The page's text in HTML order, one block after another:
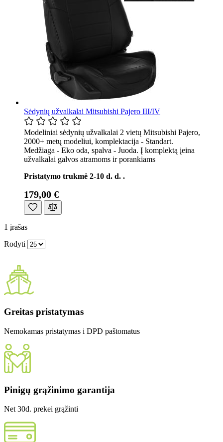
Sėdynių užvalkalai Mitsubishi Pajero III/IV
Modeliniai sėdynių užvalkalai 2 vietų Mitsubishi Pajero,
2000+ metų modeliui, komplektacija - Standart.
Medžiaga - Eko oda, spalva - Juoda. Į komplektą įeina
užvalkalai galvos atramoms ir porankiams
Pristatymo trukmė 2-10 d. d. .
179,00 €
1 įrašas
Rodyti
Greitas pristatymas
Nemokamas pristatymas i DPD paštomatus
Pinigų grąžinimo garantija
Net 30d. prekei grąžinti